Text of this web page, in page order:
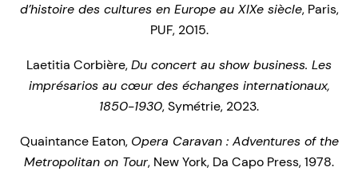
d’histoire des cultures en Europe au XIXe siècle, Paris,
PUF, 2015.
Laetitia Corbière,Du concert au show business. Les
imprésarios au cœur des échanges internationaux,
1850-1930, Symétrie, 2023.
Quaintance Eaton, Opera Caravan : Adventures of the
Metropolitan on Tour, New York, Da Capo Press, 1978.